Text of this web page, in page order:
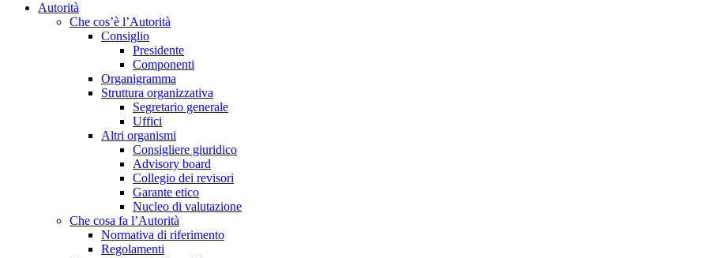
Autorità
Che cos’è l’Autorità
Consiglio
Presidente
Componenti
Organigramma
Struttura organizzativa
Segretario generale
Uffici
Altri organismi
Consigliere giuridico
Advisory board
Collegio dei revisori
Garante etico
Nucleo di valutazione
Che cosa fa l’Autorità
Normativa di riferimento
Regolamenti